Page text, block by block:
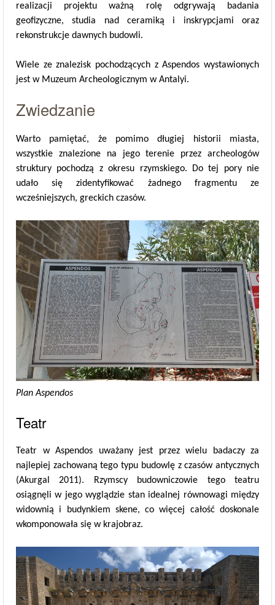
realizacji projektu ważną rolę odgrywają badania
geofizyczne, studia nad ceramiką i inskrypcjami oraz
rekonstrukcje dawnych budowli.
Wiele ze znalezisk pochodzących z Aspendos wystawionych
jest w Muzeum Archeologicznym w Antalyi.
Zwiedzanie
Warto pamiętać, że pomimo długiej historii miasta,
wszystkie znalezione na jego terenie przez archeologów
struktury pochodzą z okresu rzymskiego. Do tej pory nie
udało się zidentyfikować żadnego fragmentu ze
wcześniejszych, greckich czasów.
Plan Aspendos
Teatr
Teatr w Aspendos uważany jest przez wielu badaczy za
najlepiej zachowaną tego typu budowlę z czasów antycznych
(Akurgal 2011). Rzymscy budowniczowie tego teatru
osiągnęli w jego wyglądzie stan idealnej równowagi między
widownią i budynkiem skene, co więcej całość doskonale
wkomponowała się w krajobraz.